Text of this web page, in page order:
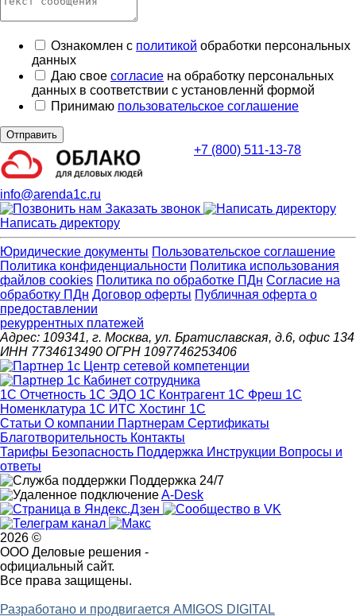
Ознакомлен с политикой обработки персональных
данных
Даю свое согласие на обработку персональных
данных в соответствии с установленнй формой
Принимаю пользовательское соглашение
Отправить
+7 (800) 511-13-78
info@arenda1c.ru
Заказать звонок
Написать директору
Юридические документы Пользовательское соглашение
Политика конфиденциальности Политика использования
файлов cookies Политика по обработке ПДн Cогласие на
обработку ПДн Договор оферты Публичная оферта о
предоставлении
рекуррентных платежей
Адрес: 109341, г. Москва, ул. Братиславская, д.6, офис 134
ИНН 7734613490 ОГРН 1097746253406
1С Отчетность 1С ЭДО 1С Контрагент 1С Фреш 1С
Номенклатура 1С ИТС Хостинг 1С
Статьи О компании Партнерам Сертификаты
Благотворительность Контакты
Тарифы Безопасность Поддержка Инструкции Вопросы и
ответы
Поддержка 24/7
A-Desk
2026 ©
ООО Деловые решения -
официальный сайт.
Все права защищены.
Разработано и продвигается AMIGOS DIGITAL